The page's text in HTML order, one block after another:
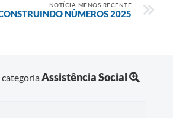
NOTÍCIA MENOS RECENTE
NÚMEROS 2025
categoriaAssistência Social